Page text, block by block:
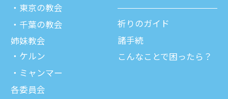
東京の教会
千葉の教会
姉妹教会
ケルン
ミャンマー
各委員会
祈りのガイド
諸⼿続
こんなことで困ったら？